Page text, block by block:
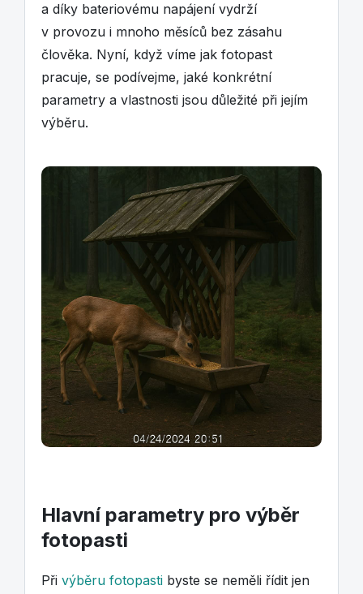
a díky bateriovému napájení vydrží
v provozu i mnoho měsíců bez zásahu
člověka. Nyní, když víme jak fotopast
pracuje, se podívejme, jaké konkrétní
parametry a vlastnosti jsou důležité při jejím
výběru.
Hlavní parametry pro výběr
fotopasti
Při výběru fotopasti byste se neměli řídit jen